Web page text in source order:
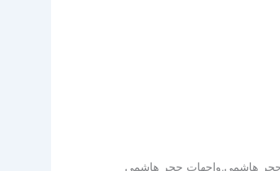
حجر هاشمي,واجهات حجر هاشمى